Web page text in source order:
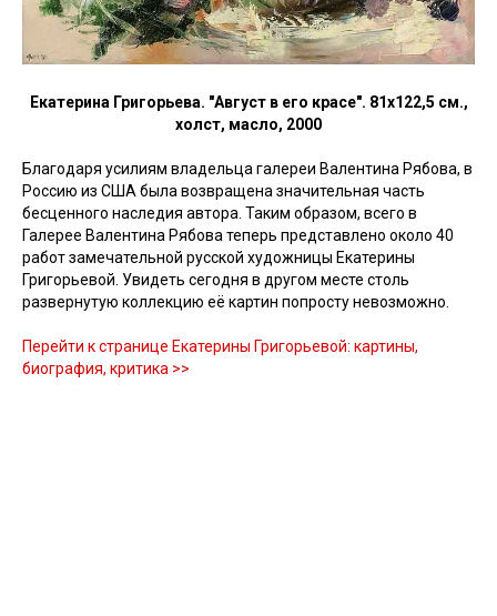
Екатерина Григорьева. "Август в его красе". 81х122,5 см.,
холст, масло, 2000
Благодаря усилиям владельца галереи Валентина Рябова, в
Россию из США была возвращена значительная часть
бесценного наследия автора. Таким образом, всего в
Галерее Валентина Рябова теперь представлено около 40
работ замечательной русской художницы Екатерины
Григорьевой. Увидеть сегодня в другом месте столь
развернутую коллекцию её картин попросту невозможно.
Перейти к странице Екатерины Григорьевой: картины,
биография, критика >>